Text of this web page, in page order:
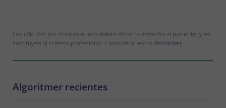
Los cálculos por sí solos nunca deben dictar la atención al paciente, y no
sustituyen al criterio profesional. Consulte nuestra disclaimer.
Algoritmer recientes